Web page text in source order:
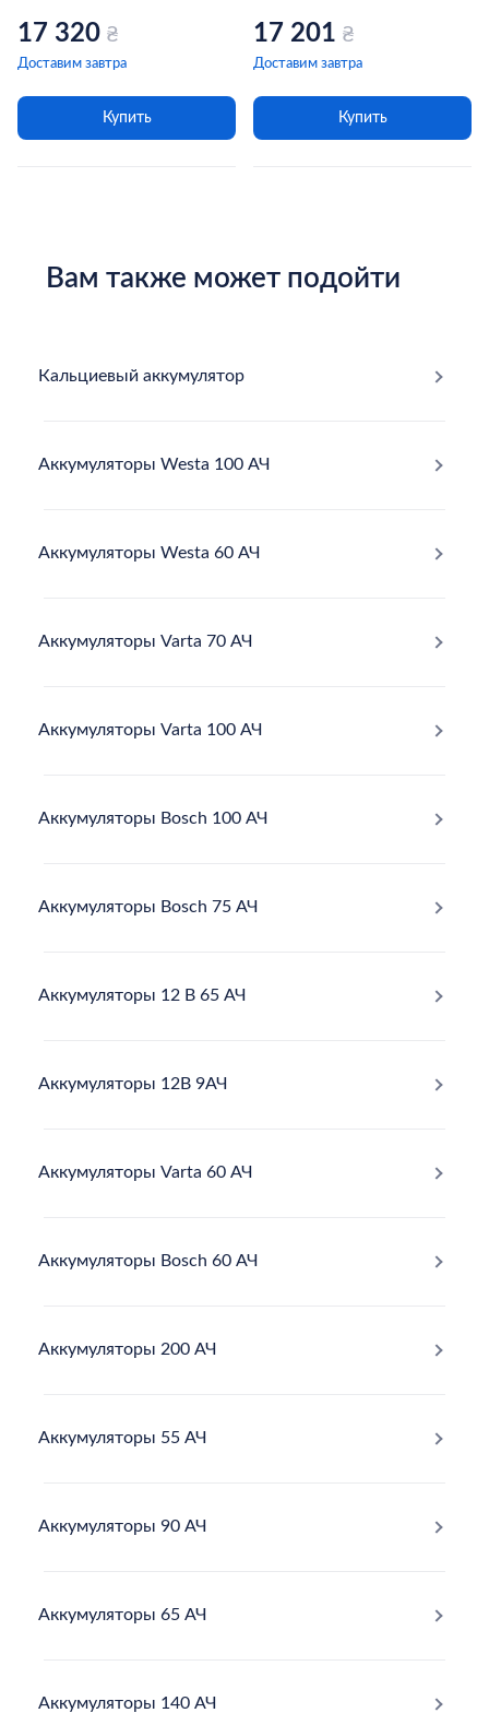
17 320 ₴
Доставим завтра
Купить
17 201 ₴
Доставим завтра
Купить
Вам также может подойти
Кальциевый аккумулятор
Аккумуляторы Westa 100 АЧ
Аккумуляторы Westa 60 АЧ
Аккумуляторы Varta 70 АЧ
Аккумуляторы Varta 100 АЧ
Аккумуляторы Bosch 100 АЧ
Аккумуляторы Bosch 75 АЧ
Аккумуляторы 12 В 65 АЧ
Аккумуляторы 12В 9АЧ
Аккумуляторы Varta 60 АЧ
Аккумуляторы Bosch 60 АЧ
Аккумуляторы 200 АЧ
Аккумуляторы 55 АЧ
Аккумуляторы 90 АЧ
Аккумуляторы 65 АЧ
Аккумуляторы 140 АЧ